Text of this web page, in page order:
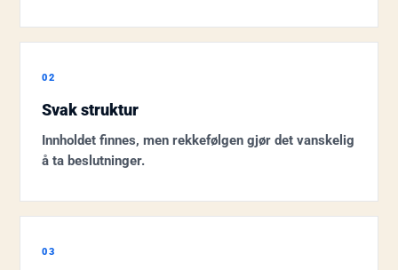
02
Svak struktur
Innholdet finnes, men rekkefølgen gjør det vanskelig
å ta beslutninger.
03